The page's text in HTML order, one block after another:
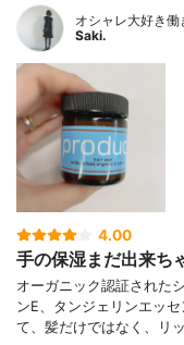
オシャレ大好き働
Saki.
4.00
手の保湿まだ出来ち
オーガニック認証された
ンE、タンジェリンエッ
て、髪だけではなく、リ